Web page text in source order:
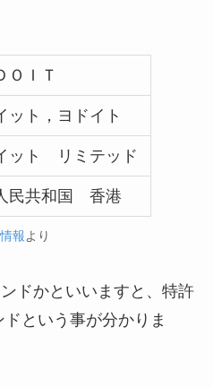
ＯＩＴ
ット，ヨドイト
ット リミテッド
民共和国 香港
報より
ドかといいますと、特許
という事が分かりま